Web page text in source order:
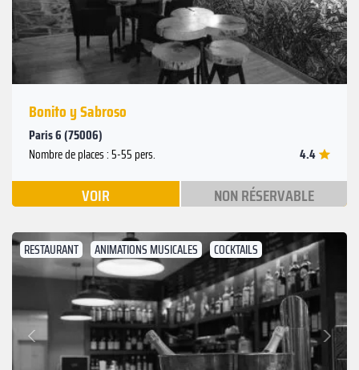
Bonito y Sabroso
Paris 6 (75006)
Nombre de places : 5-55 pers. 4.4
VOIR NON RÉSERVABLE
RESTAURANT ANIMATIONS MUSICALES COCKTAILS
Précédent
Suivant